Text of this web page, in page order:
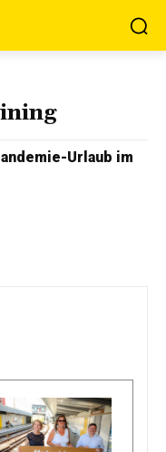
Urlaub im